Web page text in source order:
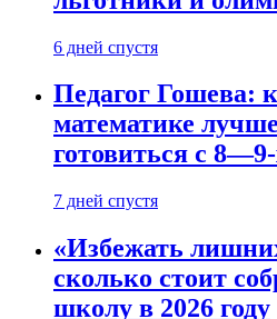
6 дней спустя
Педагог Гошева:
математике
готовиться с
7 дней спустя
«Избежать
сколько стоит
школу в 2026 году